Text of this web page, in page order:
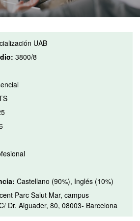
UAB
3800/8
Castellano (90%), Inglés (10%)
Parc Salut Mar, campus
Dr. Aiguader, 80, 08003- Barcelona